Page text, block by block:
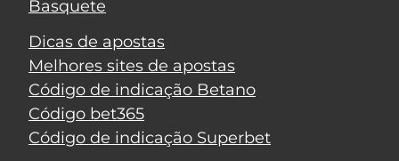
Basquete
Dicas de apostas
Melhores sites de apostas
Código de indicação Betano
Código bet365
Código de indicação Superbet